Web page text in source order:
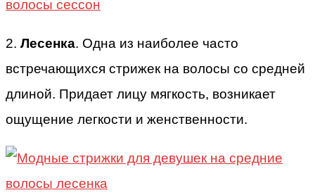
2. Лесенка. Одна из наиболее часто
встречающихся стрижек на волосы со средней
длиной. Придает лицу мягкость, возникает
ощущение легкости и женственности.